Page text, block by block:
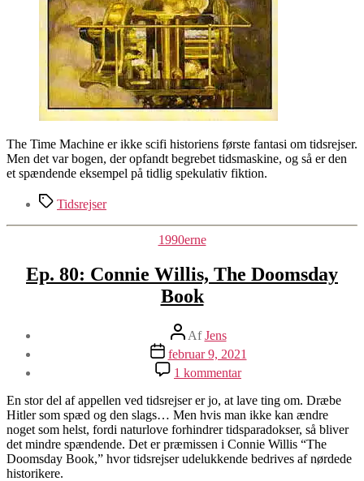
The Time Machine er ikke scifi historiens første fantasi om tidsrejser.
Men det var bogen, der opfandt begrebet tidsmaskine, og så er den
et spændende eksempel på tidlig spekulativ fiktion.
TagsTidsrejser
Kategorier
1990erne
Ep. 80: Connie Willis, The Doomsday
Book
Indlægsforfatter
AfJens
Indlægsdato
februar 9, 2021
1 kommentartil
Ep.
80:
Connie
Willis,
The
Doomsday
En stor del af appellen ved tidsrejser er jo, at lave ting om. Dræbe
Hitler som spæd og den slags… Men hvis man ikke kan ændre
noget som helst, fordi naturlove forhindrer tidsparadokser, så bliver
det mindre spændende. Det er præmissen i Connie Willis “The
Doomsday Book,” hvor tidsrejser udelukkende bedrives af nørdede
historikere.